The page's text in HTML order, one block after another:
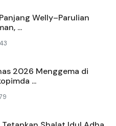
Welly–Parulian
...
2026 Menggema di
...